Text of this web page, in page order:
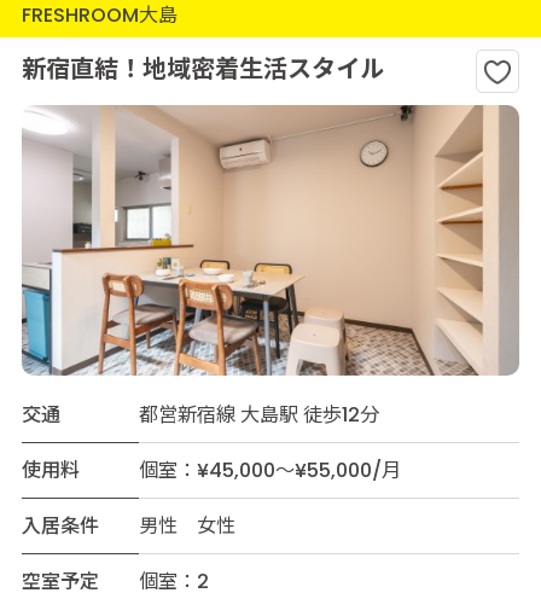
FRESHROOM大島
新宿直結！地域密着生活スタイル
交通
都営新宿線 大島駅 徒歩12分
使用料
個室：¥45,000～¥55,000/月
入居条件
男性 女性
空室予定
個室：2